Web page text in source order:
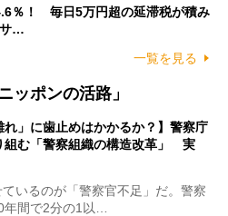
％！ 毎日5万円超の延滞税が積み
サ…
一覧を見る
ッポンの活路」
れ」に歯止めはかかるか？】警察庁
組む「警察組織の構造改革」 実
いるのが「警察官不足」だ。警察
間で2分の1以…